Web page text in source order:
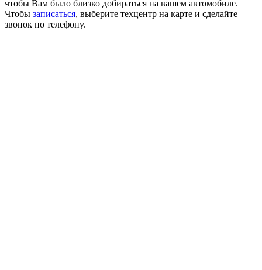
чтобы Вам было близко добираться на вашем автомобиле.
Чтобы записаться, выберите техцентр на карте и сделайте
звонок по телефону.